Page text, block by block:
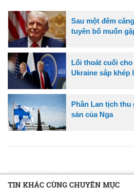
Sau một đêm
tuyên bố muốn
Lối thoát cuối
Ukraine sắp khép
Phần Lan tịch thu
sản của Nga
TIN KHÁC CÙNG CHUYÊN MỤC